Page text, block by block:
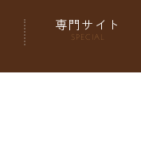
専門サイト
SPECIAL